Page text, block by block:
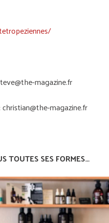
magazine.fr
magazine.fr
TOUTES SES FORMES…